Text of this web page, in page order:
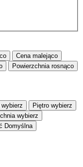
Cena malejąco
Powierzchnia rosnąco
wybierz Piętro wybierz
wybierz
Domyślna